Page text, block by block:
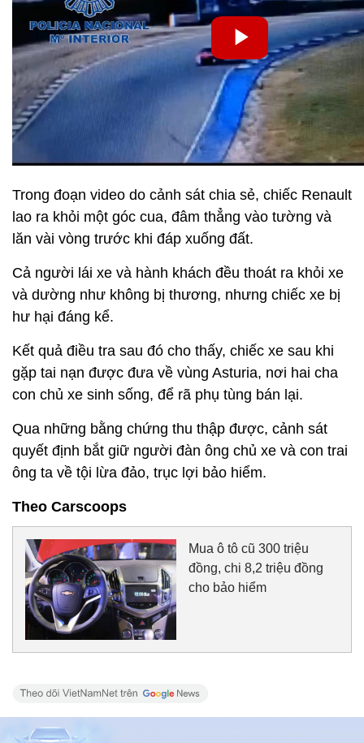
Trong đoạn video do cảnh sát chia sẻ, chiếc Renault
lao ra khỏi một góc cua, đâm thẳng vào tường và
lăn vài vòng trước khi đáp xuống đất.
Cả người lái xe và hành khách đều thoát ra khỏi xe
và dường như không bị thương, nhưng chiếc xe bị
hư hại đáng kể.
Kết quả điều tra sau đó cho thấy, chiếc xe sau khi
gặp tai nạn được đưa về vùng Asturia, nơi hai cha
con chủ xe sinh sống, để rã phụ tùng bán lại.
Qua những bằng chứng thu thập được, cảnh sát
quyết định bắt giữ người đàn ông chủ xe và con trai
ông ta về tội lừa đảo, trục lợi bảo hiểm.
Theo Carscoops
Mua ô tô cũ 300 triệu
đồng, chi 8,2 triệu đồng
cho bảo hiểm